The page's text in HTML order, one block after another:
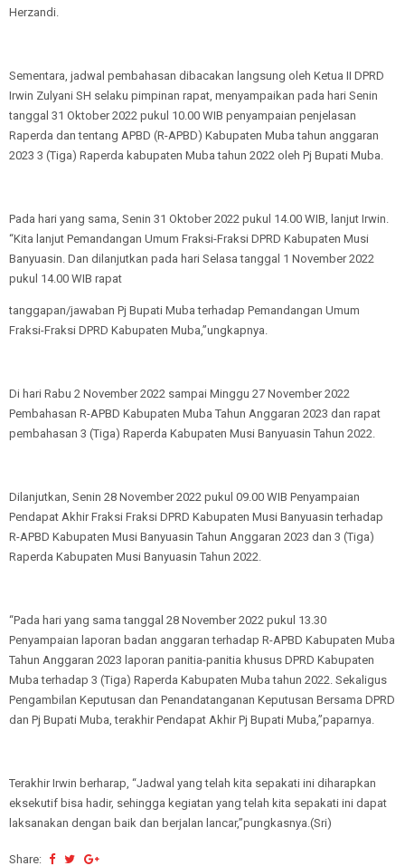
Herzandi.
Sementara, jadwal pembahasan dibacakan langsung oleh Ketua II DPRD
Irwin Zulyani SH selaku pimpinan rapat, menyampaikan pada hari Senin
tanggal 31 Oktober 2022 pukul 10.00 WIB penyampaian penjelasan
Raperda dan tentang APBD (R-APBD) Kabupaten Muba tahun anggaran
2023 3 (Tiga) Raperda kabupaten Muba tahun 2022 oleh Pj Bupati Muba.
Pada hari yang sama, Senin 31 Oktober 2022 pukul 14.00 WIB, lanjut Irwin.
“Kita lanjut Pemandangan Umum Fraksi-Fraksi DPRD Kabupaten Musi
Banyuasin. Dan dilanjutkan pada hari Selasa tanggal 1 November 2022
pukul 14.00 WIB rapat
tanggapan/jawaban Pj Bupati Muba terhadap Pemandangan Umum
Fraksi-Fraksi DPRD Kabupaten Muba,”ungkapnya.
Di hari Rabu 2 November 2022 sampai Minggu 27 November 2022
Pembahasan R-APBD Kabupaten Muba Tahun Anggaran 2023 dan rapat
pembahasan 3 (Tiga) Raperda Kabupaten Musi Banyuasin Tahun 2022.
Dilanjutkan, Senin 28 November 2022 pukul 09.00 WIB Penyampaian
Pendapat Akhir Fraksi Fraksi DPRD Kabupaten Musi Banyuasin terhadap
R-APBD Kabupaten Musi Banyuasin Tahun Anggaran 2023 dan 3 (Tiga)
Raperda Kabupaten Musi Banyuasin Tahun 2022.
“Pada hari yang sama tanggal 28 November 2022 pukul 13.30
Penyampaian laporan badan anggaran terhadap R-APBD Kabupaten Muba
Tahun Anggaran 2023 laporan panitia-panitia khusus DPRD Kabupaten
Muba terhadap 3 (Tiga) Raperda Kabupaten Muba tahun 2022. Sekaligus
Pengambilan Keputusan dan Penandatanganan Keputusan Bersama DPRD
dan Pj Bupati Muba, terakhir Pendapat Akhir Pj Bupati Muba,”paparnya.
Terakhir Irwin berharap, “Jadwal yang telah kita sepakati ini diharapkan
eksekutif bisa hadir, sehingga kegiatan yang telah kita sepakati ini dapat
laksanakan dengan baik dan berjalan lancar,”pungkasnya.(Sri)
Share: